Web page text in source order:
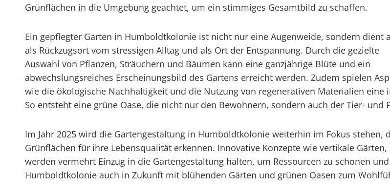
Grünflächen in die Umgebung geachtet, um ein stimmiges Gesamtbild zu schaffen.
Ein gepflegter Garten in Humboldtkolonie ist nicht nur eine Augenweide, sondern dient
als Rückzugsort vom stressigen Alltag und als Ort der Entspannung. Durch die gezielte
Auswahl von Pflanzen, Sträuchern und Bäumen kann eine ganzjährige Blüte und ein
abwechslungsreiches Erscheinungsbild des Gartens erreicht werden. Zudem spielen
wie die ökologische Nachhaltigkeit und die Nutzung von regenerativen Materialien
So entsteht eine grüne Oase, die nicht nur den Bewohnern, sondern auch der Tier- und
Im Jahr 2025 wird die Gartengestaltung in Humboldtkolonie weiterhin im Fokus
Grünflächen für ihre Lebensqualität erkennen. Innovative Konzepte wie vertikale
werden vermehrt Einzug in die Gartengestaltung halten, um Ressourcen zu schonen
Humboldtkolonie auch in Zukunft mit blühenden Gärten und grünen Oasen zum